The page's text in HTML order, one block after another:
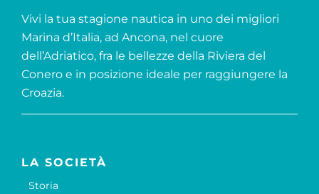
Vivi la tua stagione nautica in uno dei migliori
Marina d’Italia, ad Ancona, nel cuore
dell’Adriatico, fra le bellezze della Riviera del
Conero e in posizione ideale per raggiungere la
Croazia.
LA SOCIETÀ
Storia